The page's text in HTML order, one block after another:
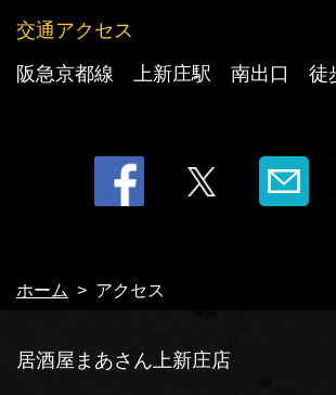
交通アクセス
阪急京都線 上新庄駅 南出口 徒
ホーム アクセス
アクセス | 居酒屋まあさん上新庄店
https://maasankamishinjou.owst.jp/map
居酒屋まあさん上新庄店